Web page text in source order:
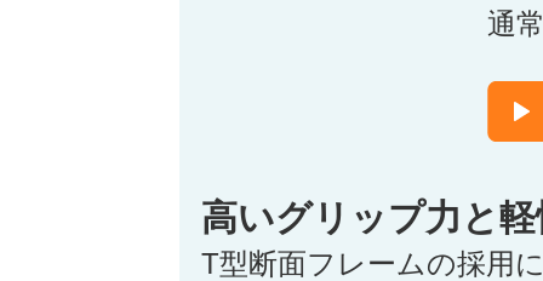
通
高いグリップ力と
T型断面フレームの採用